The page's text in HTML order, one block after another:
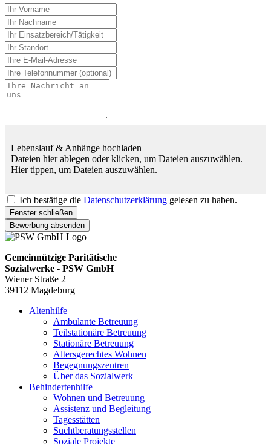
Lebenslauf & Anhänge hochladen
Dateien hier ablegen oder klicken, um Dateien auszuwählen.
Hier tippen, um Dateien auszuwählen.
Ich bestätige die Datenschutzerklärung gelesen zu haben.
Fenster schließen
Bewerbung absenden
Gemeinnützige Paritätische
Sozialwerke - PSW GmbH
Wiener Straße 2
39112 Magdeburg
Altenhilfe
Ambulante Betreuung
Teilstationäre Betreuung
Stationäre Betreuung
Altersgerechtes Wohnen
Begegnungszentren
Über das Sozialwerk
Behindertenhilfe
Wohnen und Betreuung
Assistenz und Begleitung
Tagesstätten
Suchtberatungsstellen
Soziale Projekte